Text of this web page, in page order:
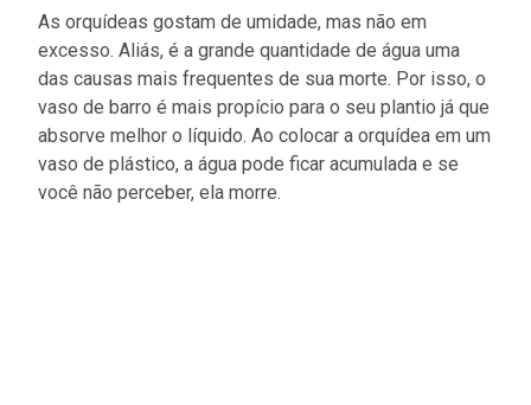
As orquídeas gostam de umidade, mas não em
excesso. Aliás, é a grande quantidade de água uma
das causas mais frequentes de sua morte. Por isso, o
vaso de barro é mais propício para o seu plantio já que
absorve melhor o líquido. Ao colocar a orquídea em um
vaso de plástico, a água pode ficar acumulada e se
você não perceber, ela morre.